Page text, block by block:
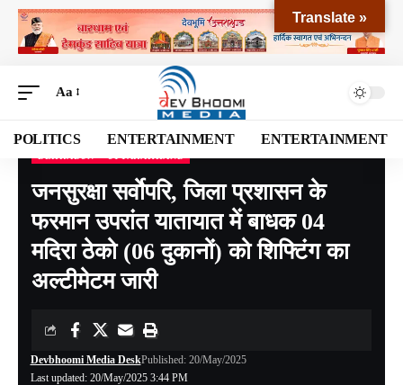
Aa
POLITICS ENTERTAINMENT ENTERTAINMENT
Devbhoomi Media >Blog>NATIONAL>UTTARAKHAND> DEHRADUN
जनसुरक्षा सर्वाेपरि, जिला प्रशासन के
फरमान उपरांत यातायात में बाधक 04
मदिरा ठेको (06 दुकानों) को शिफ्टिंग का
अल्टीमेटम जारी
Last updated: 20/May/2025 3:44 PM
Devbhoomi Media DeskPublished: 20/May/2025
Translate »